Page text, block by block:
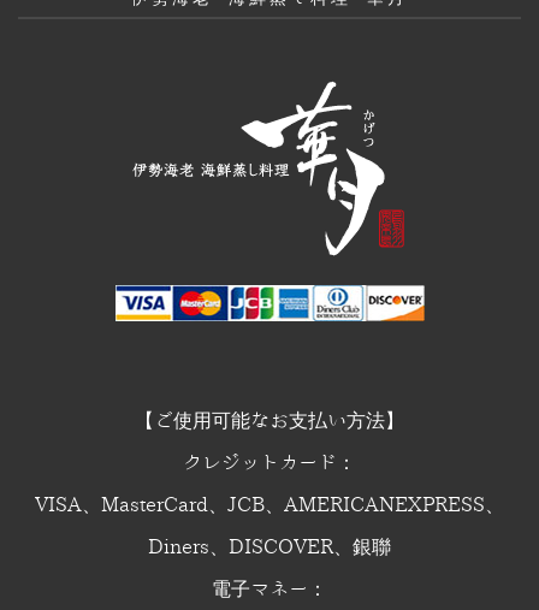
【ご使用可能なお支払い方法】
クレジットカード：
VISA、MasterCard、JCB、AMERICANEXPRESS、
Diners、DISCOVER、銀聯
電子マネー：